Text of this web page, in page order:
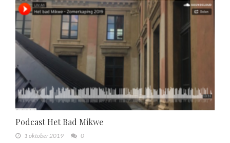
Podcast Het Bad Mikwe
1 oktober 2019 0